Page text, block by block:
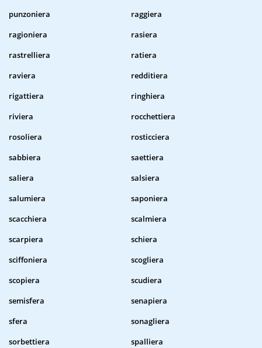
punzoniera
raggiera
ragioniera
rasiera
rastrelliera
ratiera
raviera
redditiera
rigattiera
ringhiera
riviera
rocchettiera
rosoliera
rosticciera
sabbiera
saettiera
saliera
salsiera
salumiera
saponiera
scacchiera
scalmiera
scarpiera
schiera
sciffoniera
scogliera
scopiera
scudiera
semisfera
senapiera
sfera
sonagliera
sorbettiera
spalliera